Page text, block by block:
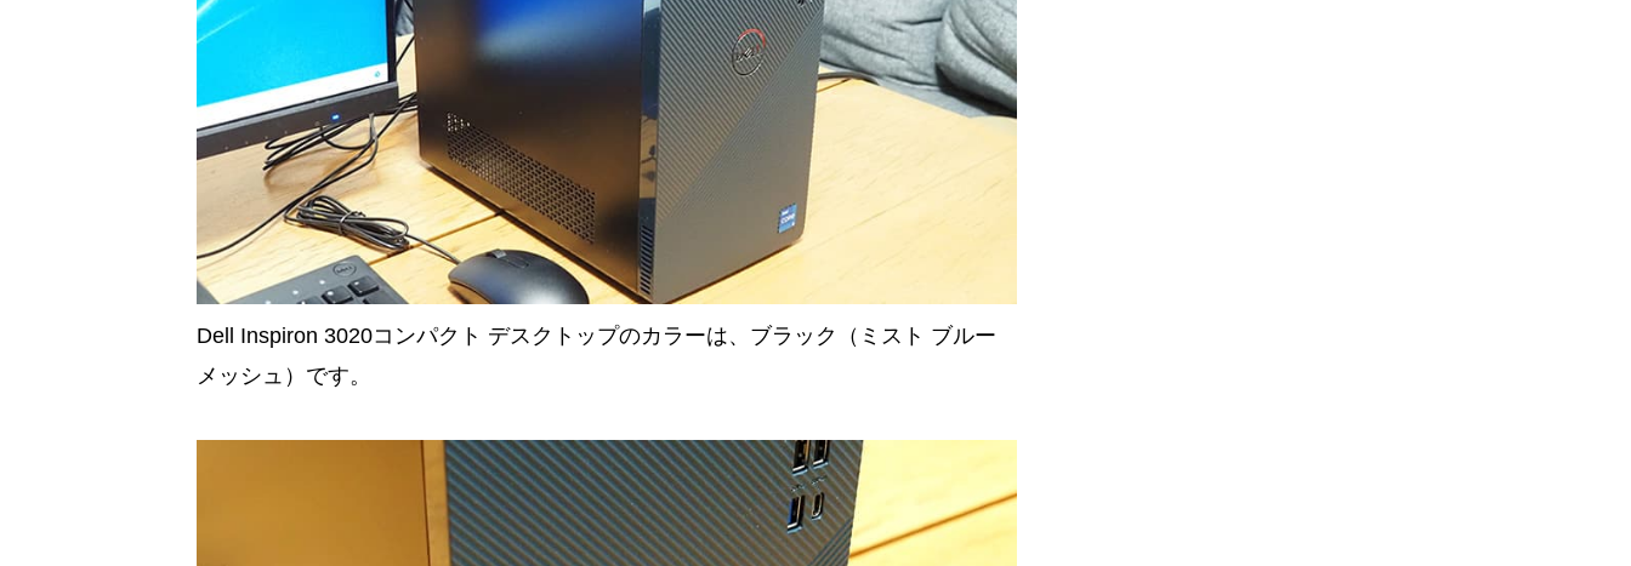
Dell Inspiron 3020コンパクト デスクトップのカラーは、ブラック（ミスト ブルー
メッシュ）です。